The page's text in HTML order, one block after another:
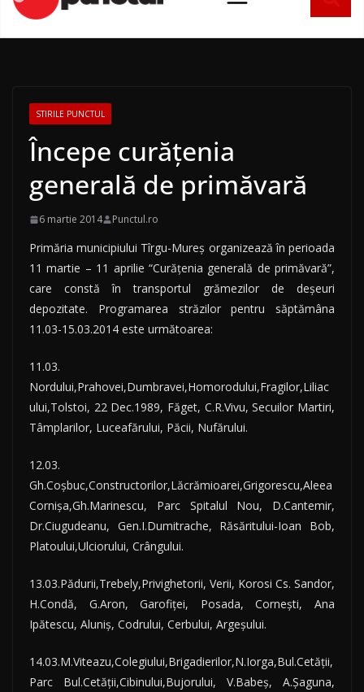
conținut
STIRILE PUNCTUL
Începe curățenia
generală de primăvară
6 martie 2014 Punctul.ro
Primăria municipiului Tîrgu-Mureş organizează în perioada
11 martie – 11 aprilie “Curăţenia generală de primăvară”,
care constă în transportul grămezilor de deşeuri
depozitate. Programarea străzilor pentru săptămâna
11.03-15.03.2014 este următoarea:
11.03.
Nordului,Prahovei,Dumbravei,Homorodului,Fragilor,Liliac
ului,Tolstoi, 22 Dec.1989, Făget, C.R.Vivu, Secuilor Martiri,
Tâmplarilor, Luceafărului, Păcii, Nufărului.
12.03.
Gh.Coşbuc,Constructorilor,Lăcrămioarei,Grigorescu,Aleea
Cornişa,Gh.Marinescu, Parc Spitalul Nou, D.Cantemir,
Dr.Ciugudeanu, Gen.I.Dumitrache, Răsăritului-Ioan Bob,
Platoului,Ulciorului, Crângului.
13.03.Pădurii,Trebely,Privighetorii, Verii, Korosi Cs. Sandor,
H.Condă, G.Aron, Garofiţei, Posada, Corneşti, Ana
Ipătescu, Aluniş, Codrului, Cerbului, Argeşului.
14.03.M.Viteazu,Colegiului,Brigadierilor,N.Iorga,Bul.Cetăţii,
Parc Bul.Cetăţii,Cibinului,Bujorului, V.Babeş, A.Şaguna,